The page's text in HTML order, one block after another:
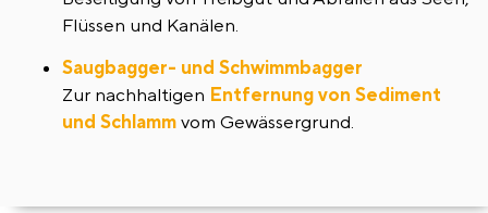
Flüssen und Kanälen.
Saugbagger- und Schwimmbagger
Zur nachhaltigen Entfernung von Sediment
und Schlamm vom Gewässergrund.